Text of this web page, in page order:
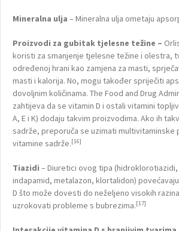
Mineralna ulja– Mineralna ulja ometaju
Proizvodi za gubitak tjelesne težine –
koristi za smanjenje tjelesne težine i olestra,
određenoj hrani kao zamjena za masti,
masti i kalorija. No, mogu također spriječiti
dovoljnim količinama. The Food and Drug
zahtijeva da se vitamin D i ostali vitamini
A, E i K) dodaju takvim proizvodima. Ako ih
sadrže, preporuča se uzimati multivitaminske
vitamine sadrže.[16]
Tiazidi – Diuretici ovog tipa
indapamid, metalazon, klortalidon)
D što može dovesti do neželjeno visokih
uzrokovati probleme s bubrezima.[17]